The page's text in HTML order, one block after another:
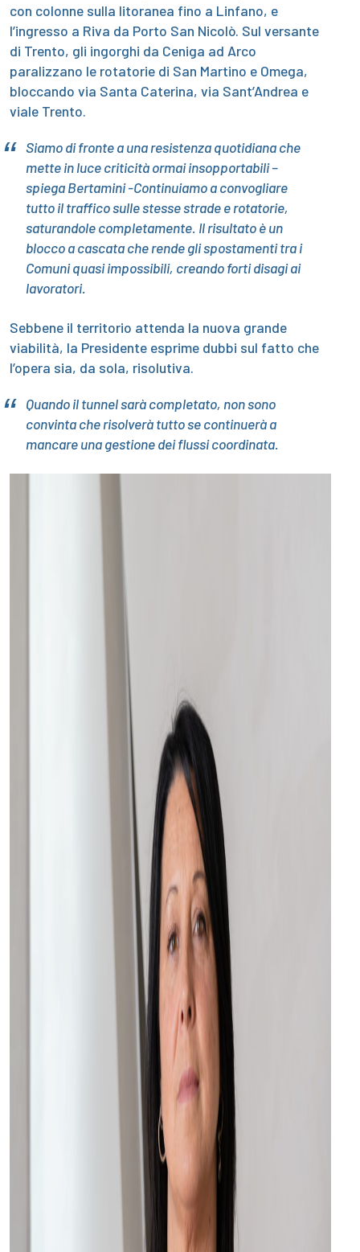
con colonne sulla litoranea fino a Linfano, e
l’ingresso a Riva da Porto San Nicolò. Sul versante
di Trento, gli ingorghi da Ceniga ad Arco
paralizzano le rotatorie di San Martino e Omega,
bloccando via Santa Caterina, via Sant’Andrea e
viale Trento.
Siamo di fronte a una resistenza quotidiana che
mette in luce criticità ormai insopportabili –
spiega Bertamini -Continuiamo a convogliare
tutto il traffico sulle stesse strade e rotatorie,
saturandole completamente. Il risultato è un
blocco a cascata che rende gli spostamenti tra i
Comuni quasi impossibili, creando forti disagi ai
lavoratori.
Sebbene il territorio attenda la nuova grande
viabilità, la Presidente esprime dubbi sul fatto che
l’opera sia, da sola, risolutiva.
Quando il tunnel sarà completato, non sono
convinta che risolverà tutto se continuerà a
mancare una gestione dei flussi coordinata.